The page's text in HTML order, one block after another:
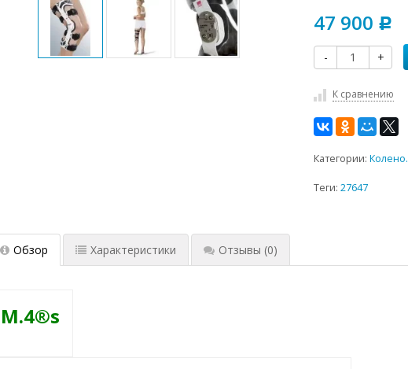
47 900 Р
- +
К сравнению
Категории:Колено.
Теги:27647
Обзор Характеристики Отзывы (0)
M.4®s